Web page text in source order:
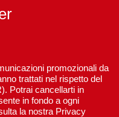
promozionali da
trattati nel rispetto del
Potrai cancellarti in
in fondo a ogni
la nostra Privacy